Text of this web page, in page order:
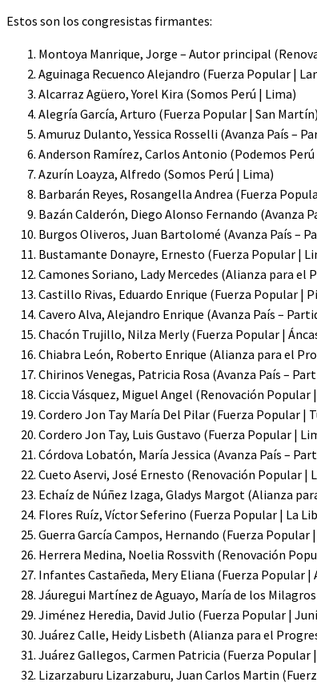
Estos son los congresistas firmantes:
Montoya Manrique, Jorge – Autor principal
Aguinaga Recuenco Alejandro (Fuerza Popular |
Alcarraz Agüero, Yorel Kira (Somos Perú | Lima)
Alegría García, Arturo (Fuerza Popular | San Martín)
Amuruz Dulanto, Yessica Rosselli (Avanza País –
Anderson Ramírez, Carlos Antonio (Podemos Perú
Azurín Loayza, Alfredo (Somos Perú | Lima)
Barbarán Reyes, Rosangella Andrea (Fuerza
Bazán Calderón, Diego Alonso Fernando (Avanza
Burgos Oliveros, Juan Bartolomé (Avanza País –
Bustamante Donayre, Ernesto (Fuerza Popular |
Camones Soriano, Lady Mercedes (Alianza para el
Castillo Rivas, Eduardo Enrique (Fuerza Popular |
Cavero Alva, Alejandro Enrique (Avanza País –
Chacón Trujillo, Nilza Merly (Fuerza Popular |
Chiabra León, Roberto Enrique (Alianza para el
Chirinos Venegas, Patricia Rosa (Avanza País –
Ciccia Vásquez, Miguel Angel (Renovación Popular
Cordero Jon Tay María Del Pilar (Fuerza Popular |
Cordero Jon Tay, Luis Gustavo (Fuerza Popular |
Córdova Lobatón, María Jessica (Avanza País –
Cueto Aservi, José Ernesto (Renovación Popular |
Echaíz de Núñez Izaga, Gladys Margot (Alianza
Flores Ruíz, Víctor Seferino (Fuerza Popular | La
Guerra García Campos, Hernando (Fuerza Popular
Herrera Medina, Noelia Rossvith (Renovación
Infantes Castañeda, Mery Eliana (Fuerza Popular |
Jáuregui Martínez de Aguayo, María de los
Jiménez Heredia, David Julio (Fuerza Popular |
Juárez Calle, Heidy Lisbeth (Alianza para el
Juárez Gallegos, Carmen Patricia (Fuerza Popular
Lizarzaburu Lizarzaburu, Juan Carlos Martin